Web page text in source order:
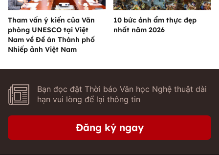
Tham vấn ý kiến của Văn
phòng UNESCO tại Việt
Nam về Đề án Thành phố
Nhiếp ảnh Việt Nam
10 bức ảnh ẩm thực đẹp
nhất năm 2026
Bạn đọc đặt Thời báo Văn học Nghệ thuật dài
hạn vui lòng để lại thông tin
Đăng ký ngay